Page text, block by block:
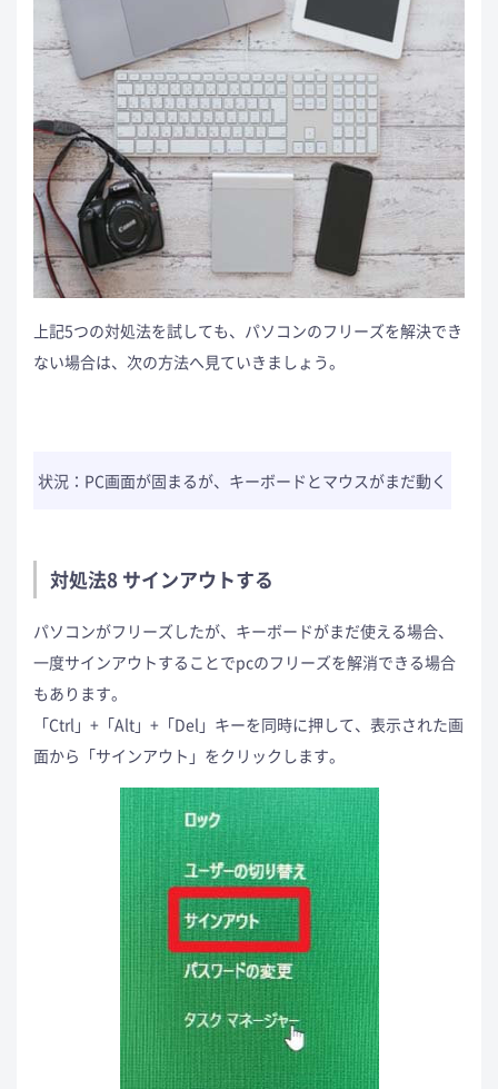
上記5つの対処法を試しても、パソコンのフリーズを解決でき
ない場合は、次の方法へ見ていきましょう。
状況：PC画面が固まるが、キーボードとマウスがまだ動く
対処法8 サインアウトする
パソコンがフリーズしたが、キーボードがまだ使える場合、
一度サインアウトすることでpcのフリーズを解消できる場合
もあります。
「Ctrl」+「Alt」+「Del」キーを同時に押して、表示された画
面から「サインアウト」をクリックします。